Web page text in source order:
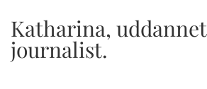
Katharina, uddannet
journalist.